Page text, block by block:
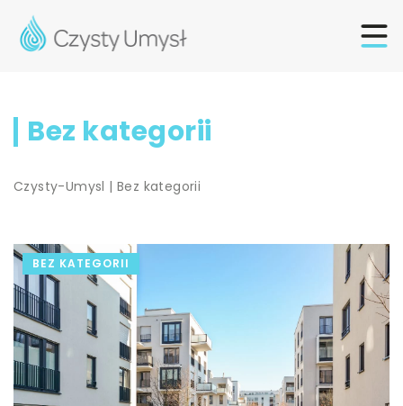
Bez kategorii
Czysty-Umysl |Bez kategorii
BEZ KATEGORII